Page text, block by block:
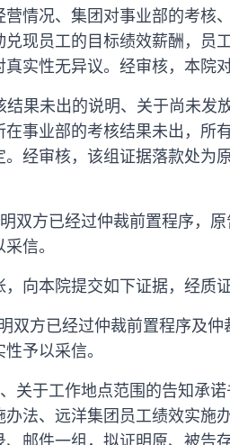
情况、集团对事业部的考核
现员工的目标绩效薪酬，员
实性无异议。经审核，本院
果未出的说明、关于尚未发
在事业部的考核结果未出，
经审核，该组证据落款处为
双方已经过仲裁前置程序，
信。
向本院提交如下证据，经质
双方已经过仲裁前置程序及
予以采信。
关于工作地点范围的告知承
法、远洋集团员工绩效实施
邮件一组，拟证明原、被告